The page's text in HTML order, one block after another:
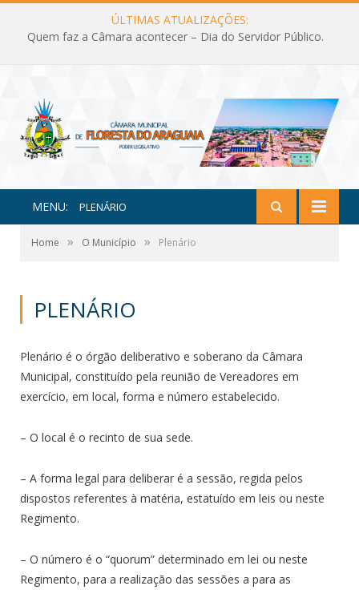
ÚLTIMAS ATUALIZAÇÕES:
Quem faz a Câmara acontecer – Dia do Servidor Público.
MENU: PLENÁRIO
Home » O Município » Plenário
PLENÁRIO
Plenário é o órgão deliberativo e soberano da Câmara
Municipal, constituído pela reunião de Vereadores em
exercício, em local, forma e número estabelecido.
– O local é o recinto de sua sede.
– A forma legal para deliberar é a sessão, regida pelos
dispostos referentes à matéria, estatuído em leis ou neste
Regimento.
– O número é o “quorum” determinado em lei ou neste
Regimento, para a realização das sessões a para as